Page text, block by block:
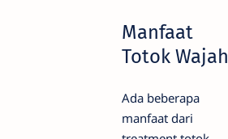
Manfaat
Totok Wajah
Ada beberapa
manfaat dari